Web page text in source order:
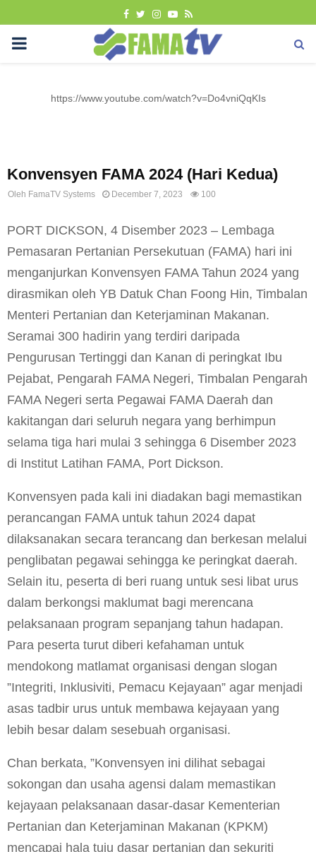
FACEBOOK
TWITTER
INSTAGRAM
YOUTUBE
RSS
PRIMARY
https://www.youtube.com/watch?v=Do4vniQqKIs
Konvensyen FAMA 2024 (Hari Kedua)
Oleh FamaTV Systems December 7, 2023 100
PORT DICKSON, 4 Disember 2023 – Lembaga
Pemasaran Pertanian Persekutuan (FAMA) hari ini
menganjurkan Konvensyen FAMA Tahun 2024 yang
dirasmikan oleh YB Datuk Chan Foong Hin, Timbalan
Menteri Pertanian dan Keterjaminan Makanan.
Seramai 300 hadirin yang terdiri daripada
Pengurusan Tertinggi dan Kanan di peringkat Ibu
Pejabat, Pengarah FAMA Negeri, Timbalan Pengarah
FAMA Negeri serta Pegawai FAMA Daerah dan
kakitangan dari seluruh negara yang berhimpun
selama tiga hari mulai 3 sehingga 6 Disember 2023
di Institut Latihan FAMA, Port Dickson.
Konvensyen pada kali ini diadakan bagi memastikan
perancangan FAMA untuk tahun 2024 dapat
dilaksanakan secara terancang dan berkesan melalui
penglibatan pegawai sehingga ke peringkat daerah.
Selain itu, peserta di beri ruang untuk sesi libat urus
dalam berkongsi maklumat bagi merencana
pelaksanaan program sepanjang tahun hadapan.
Para peserta turut diberi kefahaman untuk
mendokong matlamat organisasi dengan slogan
”Integriti, Inklusiviti, Pemacu Kejayaan” agar menjadi
asas tadbir urus untuk membawa kejayaan yang
lebih besar dalam sesebuah organisasi.
Chan berkata, ”Konvensyen ini dilihat sebagai
sokongan dan usaha agensi dalam memastikan
kejayaan pelaksanaan dasar-dasar Kementerian
Pertanian dan Keterjaminan Makanan (KPKM)
mencapai hala tuju dasar pertanian dan sekuriti